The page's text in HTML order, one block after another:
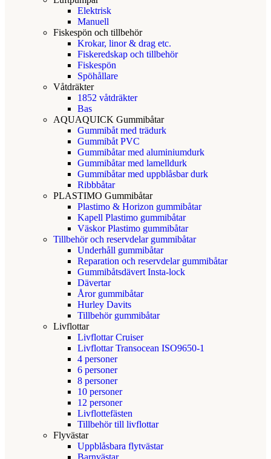
Elektrisk
Manuell
Fiskespön och tillbehör
Krokar, linor & drag etc.
Fiskeredskap och tillbehör
Fiskespön
Spöhållare
Våtdräkter
1852 våtdräkter
Bas
AQUAQUICK Gummibåtar
Gummibåt med trädurk
Gummibåt PVC
Gummibåtar med aluminiumdurk
Gummibåtar med lamelldurk
Gummibåtar med uppblåsbar durk
Ribbbåtar
PLASTIMO Gummibåtar
Plastimo & Horizon gummibåtar
Kapell Plastimo gummibåtar
Väskor Plastimo gummibåtar
Tillbehör och reservdelar gummibåtar
Underhåll gummibåtar
Reparation och reservdelar gummibåtar
Gummibåtsdävert Insta-lock
Dävertar
Åror gummibåtar
Hurley Davits
Tillbehör gummibåtar
Livflottar
Livflottar Cruiser
Livflottar Transocean ISO9650-1
4 personer
6 personer
8 personer
10 personer
12 personer
Livflottefästen
Tillbehör till livflottar
Flyvästar
Uppblåsbara flytvästar
Barnvästar